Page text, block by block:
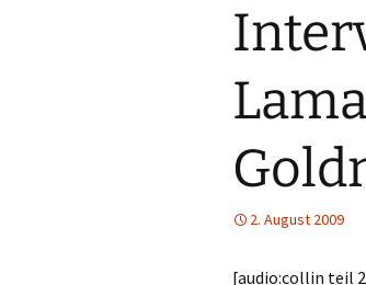
2. August 2009
[audio:collin teil